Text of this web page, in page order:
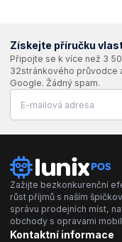
Získejte příručku
Připojte se k více než 3
32stránkového průvodce
Google. Žádný spam.
Zažijte bezkonkurenční
růst příjmů s naším
správu prodejních míst,
obchody s opravami
Kontaktní informace